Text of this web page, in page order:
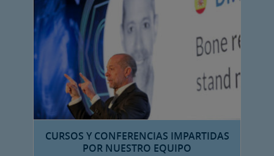
CURSOS Y CONFERENCIAS IMPARTIDAS
POR NUESTRO EQUIPO